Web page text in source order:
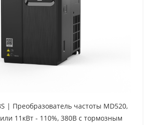
| Преобразователь частоты MD520,
11кВт - 110%, 380В с тормозным